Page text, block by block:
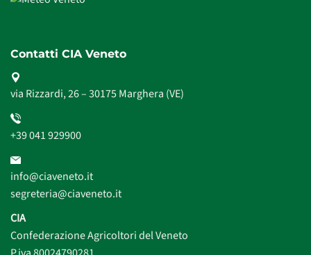
Contatti CIA Veneto
via Rizzardi, 26 – 30175 Marghera (VE)
+39 041 929900
info@ciaveneto.it
segreteria@ciaveneto.it
CIA
Confederazione Agricoltori del Veneto